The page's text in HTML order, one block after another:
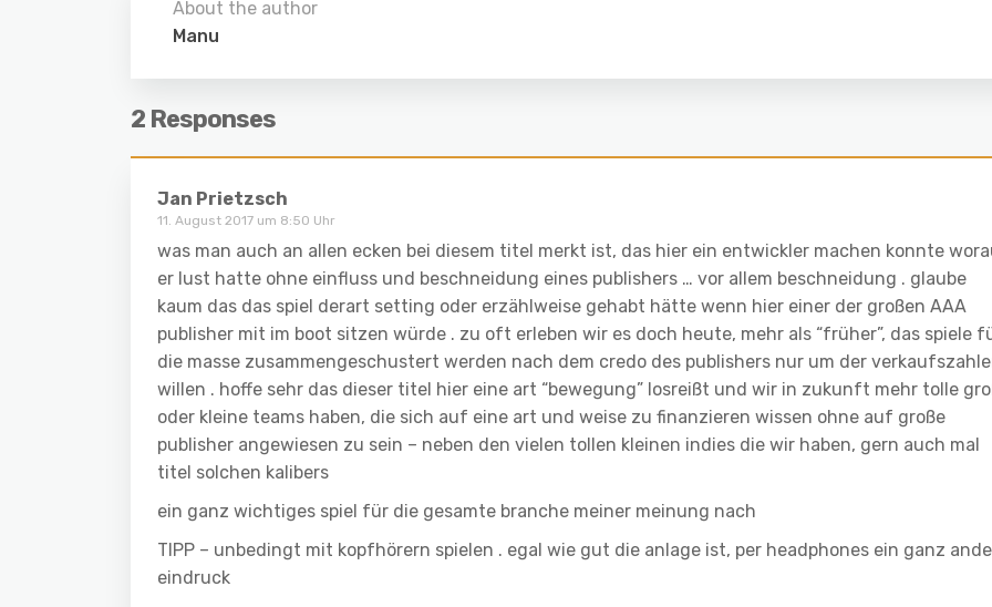
About the author
Manu
2 Responses
Jan Prietzsch
11. August 2017 um 8:50 Uhr
was man auch an allen ecken bei diesem titel merkt ist, das hier ein entwickler machen konnte
er lust hatte ohne einfluss und beschneidung eines publishers … vor allem beschneidung . glaube
kaum das das spiel derart setting oder erzählweise gehabt hätte wenn hier einer der großen AAA
publisher mit im boot sitzen würde . zu oft erleben wir es doch heute, mehr als “früher”, das spiele
die masse zusammengeschustert werden nach dem credo des publishers nur um der
willen . hoffe sehr das dieser titel hier eine art “bewegung” losreißt und wir in zukunft mehr tolle
oder kleine teams haben, die sich auf eine art und weise zu finanzieren wissen ohne auf große
publisher angewiesen zu sein – neben den vielen tollen kleinen indies die wir haben, gern auch mal
titel solchen kalibers
ein ganz wichtiges spiel für die gesamte branche meiner meinung nach
TIPP – unbedingt mit kopfhörern spielen . egal wie gut die anlage ist, per headphones ein ganz
eindruck